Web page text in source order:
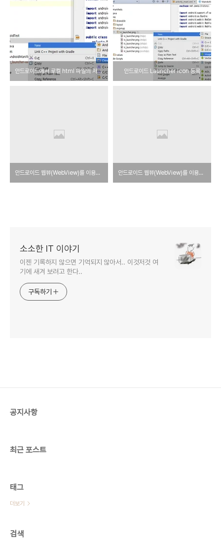
안드로이드에서 로컬 html 파일의 저장 위치 및 URL 안드로이드 Launcher Icon 등록
안드로이드 웹뷰(WebView)를 이용한 예제 프로그램 (2) 안드로이드 웹뷰(WebView)를 이용한 예제 프로그램 (1)
소소한 IT 이야기
이젠 기록하지 않으면 기억되지 않아서.. 이것저것 여
기에 새겨 보려고 한다..
구독하기
공지사항
최근 포스트
태그
더보기
검색